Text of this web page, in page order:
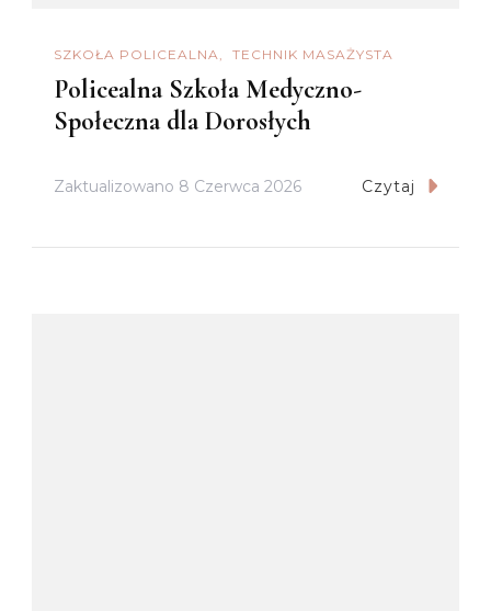
SZKOŁA POLICEALNA TECHNIK MASAŻYSTA
Policealna Szkoła Medyczno-
Społeczna dla Dorosłych
Zaktualizowano 8 Czerwca 2026 Czytaj